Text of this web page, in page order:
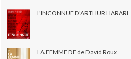
L'INCONNUE D'ARTHUR HARARI
LA FEMME DE de David Roux